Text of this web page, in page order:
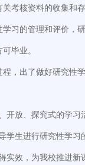
考核资料的收集和存
习的管理和评价
毕业。
，出了做好研究
放、探究式的学
生进行研究性学
效，为我校推进新